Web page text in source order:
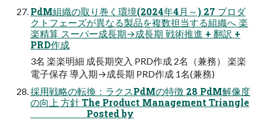
PdM組織の取り巻く環境(2024年4月～) 27 プロダ
クトフェーズが異なる製品を複数担当する組織へ 楽
楽精算 スーパー成長期→成長期 戦術推進 + 翻訳 +
PRD作成
3名 楽楽明細 成長期突入 PRD作成 2名（兼務） 楽楽
電子保存 導入期→成長期 PRD作成 1名(兼務)
採用戦略の転換：ラクスPdMの特徴 28 PdM解像度
の向上 方針 The Product Management Triangle
Posted by